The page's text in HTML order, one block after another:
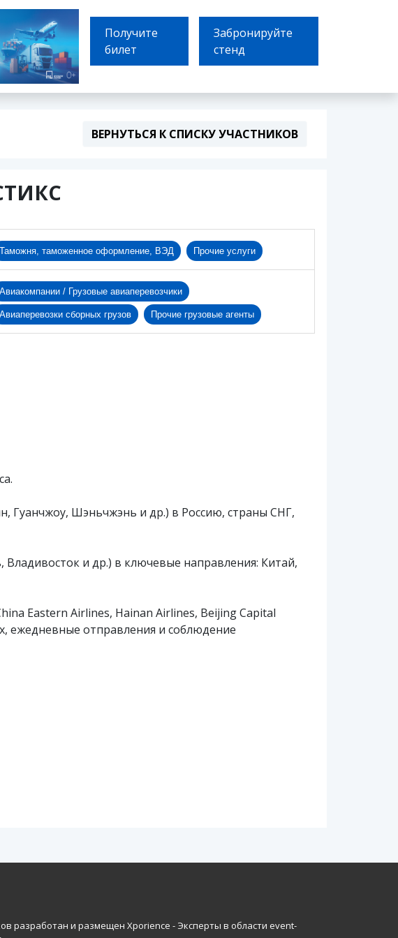
Получите
билет
Забронируйте
стенд
ВЕРНУТЬСЯ К СПИСКУ УЧАСТНИКОВ
Таможня, таможенное оформление, ВЭД Прочие услуги
Авиакомпании / Грузовые авиаперевозчики
Авиаперевозки сборных грузов Прочие грузовые агенты
Гуанчжоу, Шэньчжэнь и др.) в Россию, страны СНГ,
Владивосток и др.) в ключевые направления: Китай,
Eastern Airlines, Hainan Airlines, Beijing Capital
ежедневные отправления и соблюдение
разработан и размещен Xporience - Эксперты в области event-